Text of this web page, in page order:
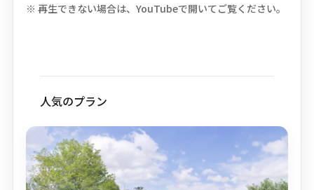
※ 再生できない場合は、YouTubeで開いてご覧ください。
人気のプラン